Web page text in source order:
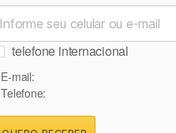
telefone internacional
E-mail:
Telefone: